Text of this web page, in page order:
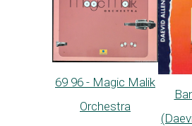
69 96 - Magic Malik
Orchestra